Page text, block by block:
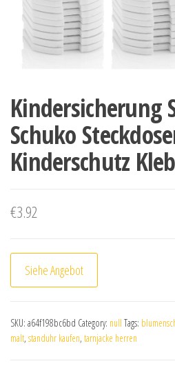
Kindersicherung
Schuko
Kinderschutz
€3.92
Siehe Angebot
SKU: a64f198bc6bd Category: null Tags:
malt, standuhr kaufen, tarnjacke herren